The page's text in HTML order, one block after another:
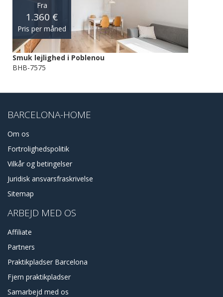
Fra
1.360 €
Pris per måned
Smuk lejlighed i Poblenou
BHB-7575
BARCELONA-HOME
Om os
Fortrolighedspolitik
Vilkår og betingelser
Juridisk ansvarsfraskrivelse
Sitemap
ARBEJD MED OS
Affiliate
Partners
Praktikpladser Barcelona
Fjern praktikpladser
Samarbejd med os